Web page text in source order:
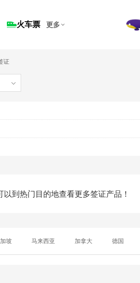
火车票 更多
证
到热门目的地查看更多签证产品！
坡 马来西亚 加拿大 德国